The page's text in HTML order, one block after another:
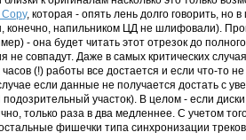
Copy, которая - опять лень долго говорить,
конечно, напильником ЦД не шлифовали).
- она будет читать этот отрезок до
не совпадут. Даже в самых критических
часов (!) работы все достается и если что-то
если данные не получается достать с
участок). В целом - если
только раза в два медленнее. С учетом
фишечки типа синхронизации